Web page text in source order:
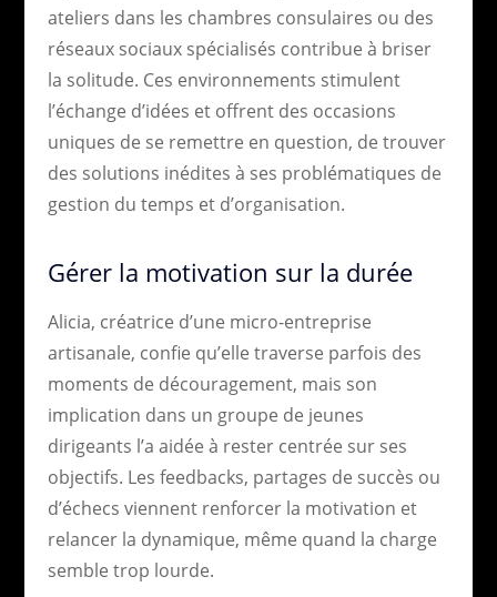
ateliers dans les chambres consulaires ou des
réseaux sociaux spécialisés contribue à briser
la solitude. Ces environnements stimulent
l’échange d’idées et offrent des occasions
uniques de se remettre en question, de trouver
des solutions inédites à ses problématiques de
gestion du temps et d’organisation.
Gérer la motivation sur la durée
Alicia, créatrice d’une micro-entreprise
artisanale, confie qu’elle traverse parfois des
moments de découragement, mais son
implication dans un groupe de jeunes
dirigeants l’a aidée à rester centrée sur ses
objectifs. Les feedbacks, partages de succès ou
d’échecs viennent renforcer la motivation et
relancer la dynamique, même quand la charge
semble trop lourde.